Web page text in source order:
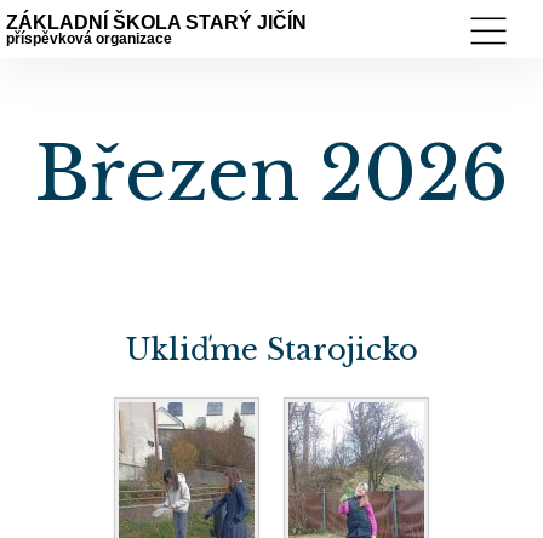
ZÁKLADNÍ ŠKOLA STARÝ JIČÍN
příspěvková organizace
Březen 2026
Ukliďme Starojicko